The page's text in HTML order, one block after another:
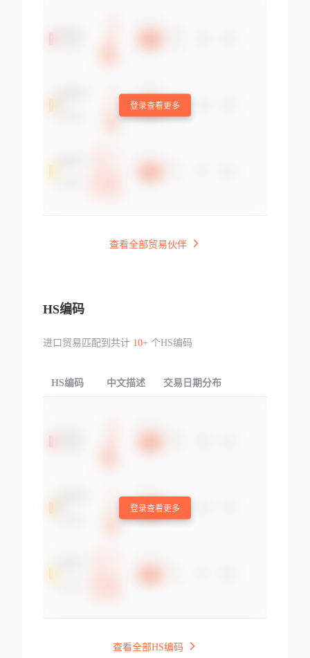
登录查看更多
查看全部贸易伙伴
HS编码
进口贸易匹配到共计 10+个HS编码
HS编码 中文描述 交易日期分布
登录查看更多
查看全部HS编码